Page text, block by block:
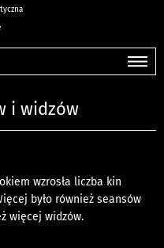
i widzów
wzrosła liczba kin
było również seansów
więcej widzów.